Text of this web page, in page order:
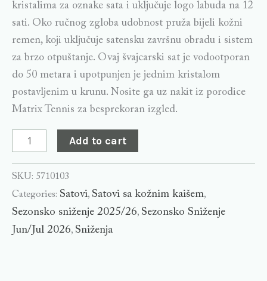
kristalima za oznake sata i uključuje logo labuda na 12
sati. Oko ručnog zgloba udobnost pruža bijeli kožni
remen, koji uključuje satensku završnu obradu i sistem
za brzo otpuštanje. Ovaj švajcarski sat je vodootporan
do 50 metara i upotpunjen je jednim kristalom
postavljenim u krunu. Nosite ga uz nakit iz porodice
Matrix Tennis za besprekoran izgled.
Add to cart
SKU: 5710103
Categories: Satovi, Satovi sa kožnim kaišem,
Sezonsko sniženje 2025/26, Sezonsko Sniženje
Jun/Jul 2026, Sniženja